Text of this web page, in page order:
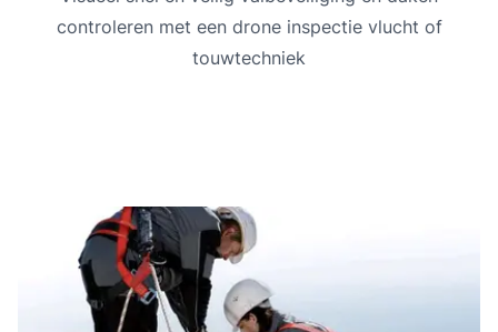
controleren met een drone inspectie vlucht of
touwtechniek